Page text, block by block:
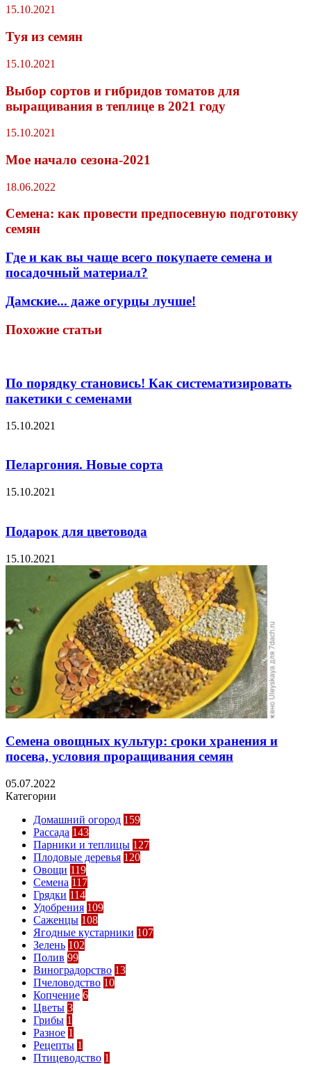
15.10.2021
Туя из семян
15.10.2021
Выбор сортов и гибридов томатов для
выращивания в теплице в 2021 году
15.10.2021
Мое начало сезона-2021
18.06.2022
Семена: как провести предпосевную подготовку
семян
Где и как вы чаще всего покупаете семена и
посадочный материал?
Дамские... даже огурцы лучше!
Похожие статьи
По порядку становись! Как систематизировать
пакетики с семенами
15.10.2021
Пеларгония. Новые сорта
15.10.2021
Подарок для цветовода
15.10.2021
Семена овощных культур: сроки хранения и
посева, условия проращивания семян
05.07.2022
Категории
Домашний огород 159
Рассада 143
Парники и теплицы 127
Плодовые деревья 120
Овощи 119
Семена 117
Грядки 114
Удобрения 109
Саженцы 108
Ягодные кустарники 107
Зелень 102
Полив 99
Виноградорство 13
Пчеловодство 10
Копчение 6
Цветы 3
Грибы 1
Разное 1
Рецепты 1
Птицеводство 1